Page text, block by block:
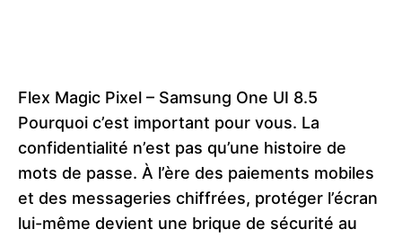
Flex Magic Pixel – Samsung One UI 8.5
Pourquoi c’est important pour vous. La
confidentialité n’est pas qu’une histoire de
mots de passe. À l’ère des paiements mobiles
et des messageries chiffrées, protéger l’écran
lui-même devient une brique de sécurité au